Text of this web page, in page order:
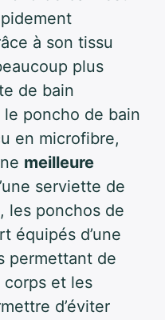
à son tissu
plus
de bain
poncho de bain
en microfibre,
meilleure
serviette de
les ponchos de
équipés d’une
permettant de
corps et les
d’éviter